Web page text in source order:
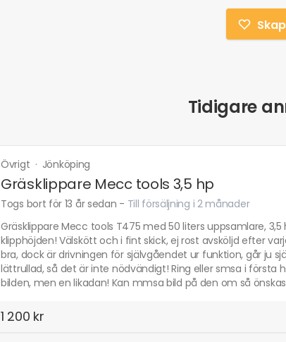
Tidigare
Övrigt · Jönköping
Gräsklippare Mecc tools 3,5 hp
Togs bort för 13 år sedan - Till försäljning i 2 månader
Gräsklippare Mecc tools T475 med 50 liters uppsamlare,
klipphöjden! Välskött och i fint skick, ej rost avsköljd efter
bra, dock är drivningen för självgåendet ur funktion, går ju
lättrullad, så det är inte nödvändigt! Ring eller smsa i första
bilden, men en likadan! Kan mmsa bild på den om så
1 200 kr